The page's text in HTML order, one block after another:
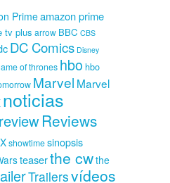
Primeamazon prime
tv plus arrow BBC CBS
DC Comics Disney
of thrones hbo hbo
Marvel Marvel
noticias
reviewReviews
showtimesinopsis
teaserthe cwthe
Trailersvídeos